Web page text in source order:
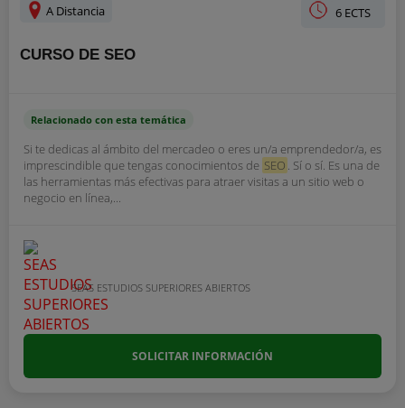
A Distancia 6 ECTS
CURSO DE SEO
Relacionado con esta temática
Si te dedicas al ámbito del mercadeo o eres un/a emprendedor/a, es
imprescindible que tengas conocimientos de SEO . Sí o sí. Es una de
las herramientas más efectivas para atraer visitas a un sitio web o
negocio en línea,...
SEAS ESTUDIOS SUPERIORES ABIERTOS
SOLICITAR INFORMACIÓN